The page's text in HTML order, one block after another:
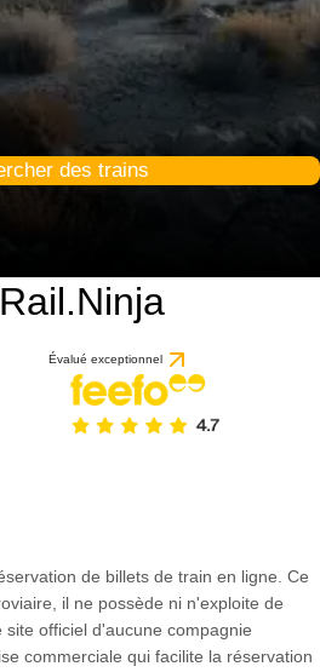
des trains
Évalué exceptionnel
de billets de train en ligne. Ce
il ne possède ni n'exploite de
officiel d'aucune compagnie
commerciale qui facilite la réservation